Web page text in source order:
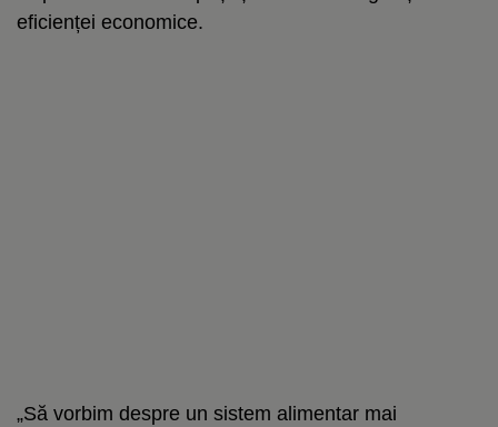
eficienței economice.
„Să vorbim despre un sistem alimentar mai